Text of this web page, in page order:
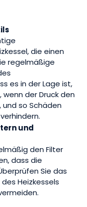
die einen
regelmäßige
es in der Lage ist,
der Druck den
so Schäden
und
den Filter
dass die
Sie das
Heizkessels